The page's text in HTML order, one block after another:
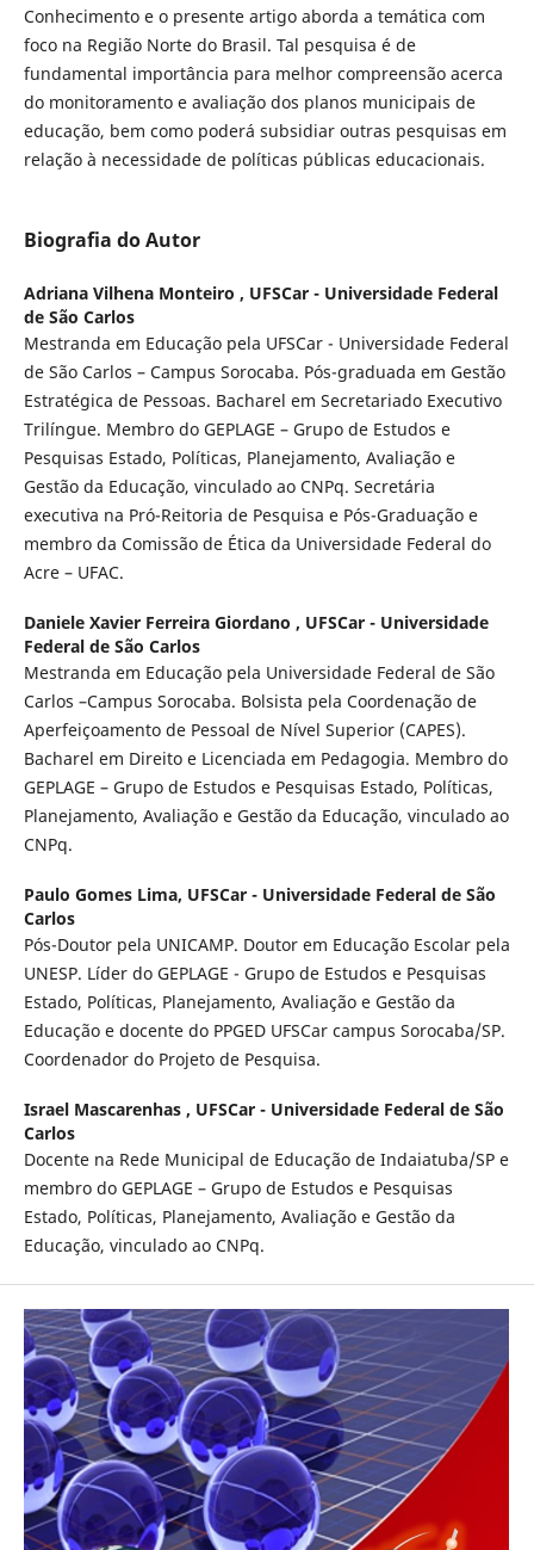
Conhecimento e o presente artigo aborda a temática com
foco na Região Norte do Brasil. Tal pesquisa é de
fundamental importância para melhor compreensão acerca
do monitoramento e avaliação dos planos municipais de
educação, bem como poderá subsidiar outras pesquisas em
relação à necessidade de políticas públicas educacionais.
Biografia do Autor
Adriana Vilhena Monteiro , UFSCar - Universidade Federal
de São Carlos
Mestranda em Educação pela UFSCar - Universidade Federal
de São Carlos – Campus Sorocaba. Pós-graduada em Gestão
Estratégica de Pessoas. Bacharel em Secretariado Executivo
Trilíngue. Membro do GEPLAGE – Grupo de Estudos e
Pesquisas Estado, Políticas, Planejamento, Avaliação e
Gestão da Educação, vinculado ao CNPq. Secretária
executiva na Pró-Reitoria de Pesquisa e Pós-Graduação e
membro da Comissão de Ética da Universidade Federal do
Acre – UFAC.
Daniele Xavier Ferreira Giordano , UFSCar - Universidade
Federal de São Carlos
Mestranda em Educação pela Universidade Federal de São
Carlos –Campus Sorocaba. Bolsista pela Coordenação de
Aperfeiçoamento de Pessoal de Nível Superior (CAPES).
Bacharel em Direito e Licenciada em Pedagogia. Membro do
GEPLAGE – Grupo de Estudos e Pesquisas Estado, Políticas,
Planejamento, Avaliação e Gestão da Educação, vinculado ao
CNPq.
Paulo Gomes Lima, UFSCar - Universidade Federal de São
Carlos
Pós-Doutor pela UNICAMP. Doutor em Educação Escolar pela
UNESP. Líder do GEPLAGE - Grupo de Estudos e Pesquisas
Estado, Políticas, Planejamento, Avaliação e Gestão da
Educação e docente do PPGED UFSCar campus Sorocaba/SP.
Coordenador do Projeto de Pesquisa.
Israel Mascarenhas , UFSCar - Universidade Federal de São
Carlos
Docente na Rede Municipal de Educação de Indaiatuba/SP e
membro do GEPLAGE – Grupo de Estudos e Pesquisas
Estado, Políticas, Planejamento, Avaliação e Gestão da
Educação, vinculado ao CNPq.